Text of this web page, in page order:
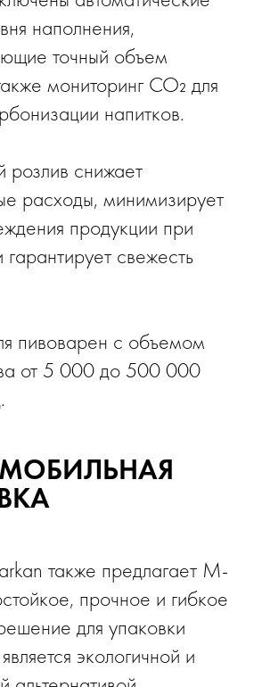
наполнения,
точный объем
мониторинг CO₂ для
напитков.
снижает
расходы, минимизирует
продукции при
свежесть
пивоварен с объемом
от 5 000 до 500 000
также предлагает М-
прочное и гибкое
для упаковки
экологичной и